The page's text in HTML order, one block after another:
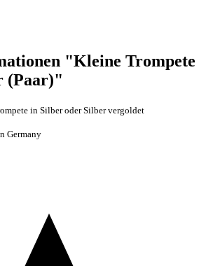
"Kleine Trompete
(Paar)"
in Silber oder Silber vergoldet
Germany